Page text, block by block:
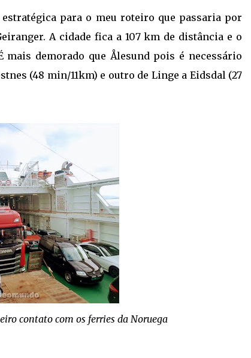
para o meu roteiro que passaria por
A cidade fica a 107 km de distância e o
demorado que Ålesund pois é necessário
(48 min/11km) e outro de Linge a Eidsdal (27
contato com os ferries da Noruega